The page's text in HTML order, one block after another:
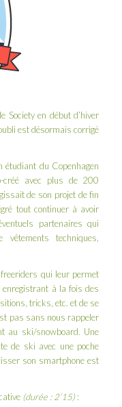
Societyen début d’hiver
est désormais corrigé
étudiant du Copenhagen
créé avec plus de 200
de son projet de fin
tout continuer à avoir
partenaires qui
techniques,
freeriders qui leur permet
enregistrant à la fois des
tricks, etc. et de se
pas sans nous rappeler
au ski/snowboard. Une
de ski avec une poche
son smartphone est
(durée : 2’15):